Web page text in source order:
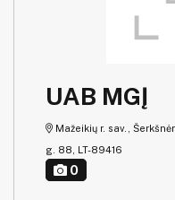
UAB MGĮ
Mažeikių r. sav.,
g. 88, LT-89416
0